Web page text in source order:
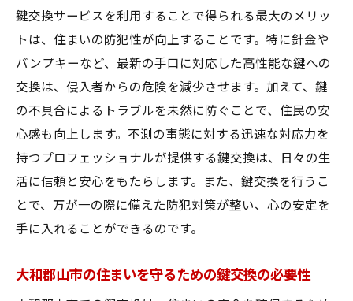
信頼を築く鍵交換サービスの実績
地域住民からの信頼を得るための取り組み
地元企業ならではの迅速なサービス提供
プロの技術で解決！鍵のトラブルを迅速に対応
する方法
プロの鍵交換技術がもたらす安心感
鍵トラブル発生時の迅速対応の手順
鍵交換サービスで使用される最新技術
鍵トラブルをスムーズに解決するポイント
鍵交換サービスを利用することで得られる最大のメリッ
トは、住まいの防犯性が向上することです。特に針金や
バンプキーなど、最新の手口に対応した高性能な鍵への
交換は、侵入者からの危険を減少させます。加えて、鍵
の不具合によるトラブルを未然に防ぐことで、住民の安
心感も向上します。不測の事態に対する迅速な対応力を
持つプロフェッショナルが提供する鍵交換は、日々の生
活に信頼と安心をもたらします。また、鍵交換を行うこ
とで、万が一の際に備えた防犯対策が整い、心の安定を
手に入れることができるのです。
大和郡山市の住まいを守るための鍵交換の必要性